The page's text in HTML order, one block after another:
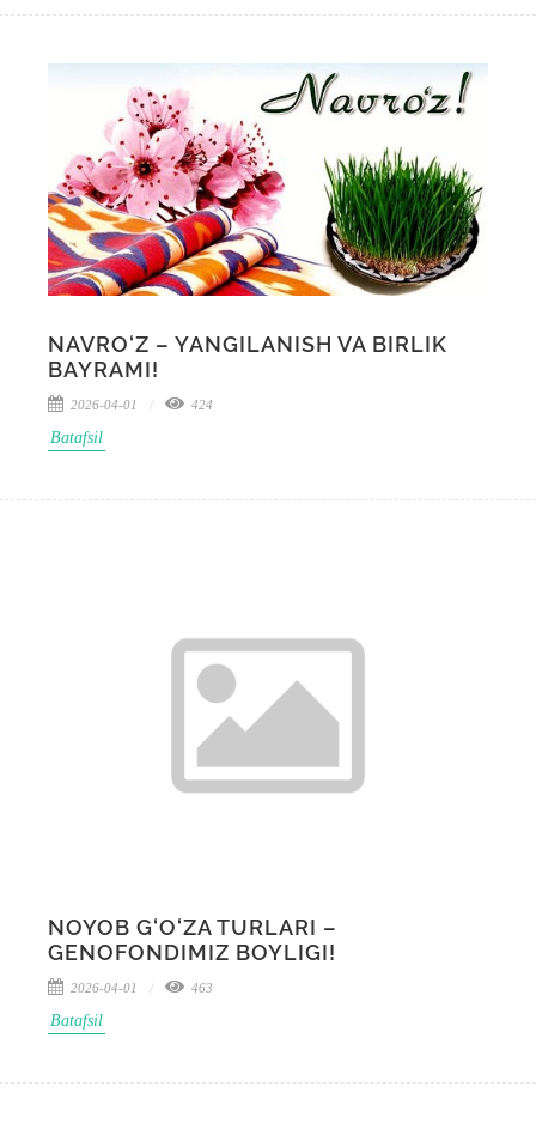
NAVRO‘Z – YANGILANISH VA BIRLIK
BAYRAMI!
2026-04-01 424
Batafsil
NOYOB G‘O‘ZA TURLARI –
GENOFONDIMIZ BOYLIGI!
2026-04-01 463
Batafsil